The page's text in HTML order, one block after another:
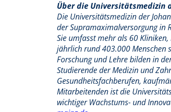
Über die Universitätsmedizin
Die Universitätsmedizin der
der Supramaximalversorgung in
Sie umfasst mehr als 60
jährlich rund 403.000 Menschen
Forschung und Lehre bilden in
Studierende der Medizin und
Gesundheitsfachberufen,
Mitarbeitenden ist die
wichtiger Wachstums- und